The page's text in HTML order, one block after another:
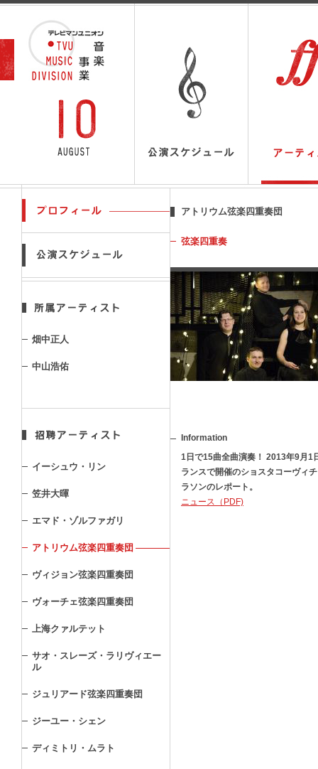
アトリウム弦楽四重奏団
弦楽四重奏
Information
1日で15曲全曲演奏！ 2013年9月1
ランスで開催のショスタコーヴィ
ラソンのレポート。
ニュース（PDF)
畑中正人
中山浩佑
イーシュウ・リン
笠井大暉
エマド・ゾルファガリ
アトリウム弦楽四重奏団
ヴィジョン弦楽四重奏団
ヴォーチェ弦楽四重奏団
上海クァルテット
サオ・スレーズ・ラリヴィエー
ル
ジュリアード弦楽四重奏団
ジーユー・シェン
ディミトリ・ムラト